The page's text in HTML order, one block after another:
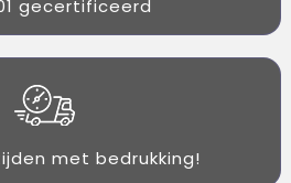
gecertificeerd
met bedrukking!